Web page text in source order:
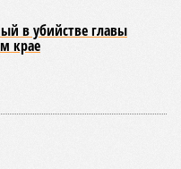
в убийстве главы
крае